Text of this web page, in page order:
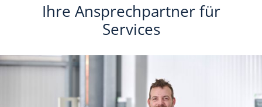
Ihre Ansprechpartner für
Services